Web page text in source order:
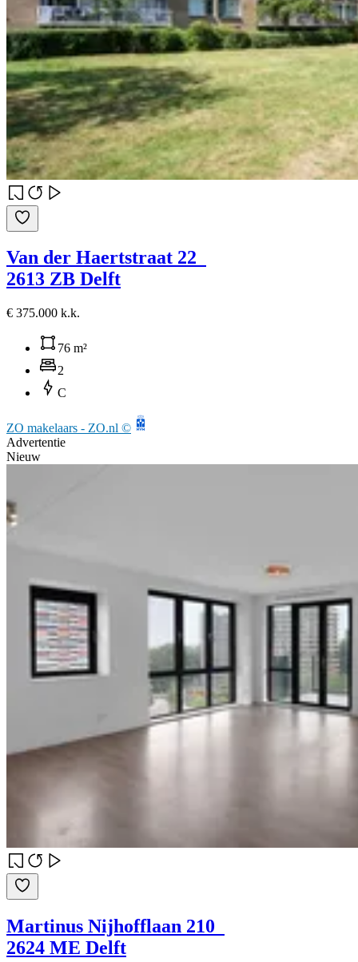
Van der Haertstraat 22
2613 ZB Delft
€ 375.000 k.k.
76 m²
2
C
ZO makelaars - ZO.nl ©
Advertentie
Nieuw
Martinus Nijhofflaan 210
2624 ME Delft